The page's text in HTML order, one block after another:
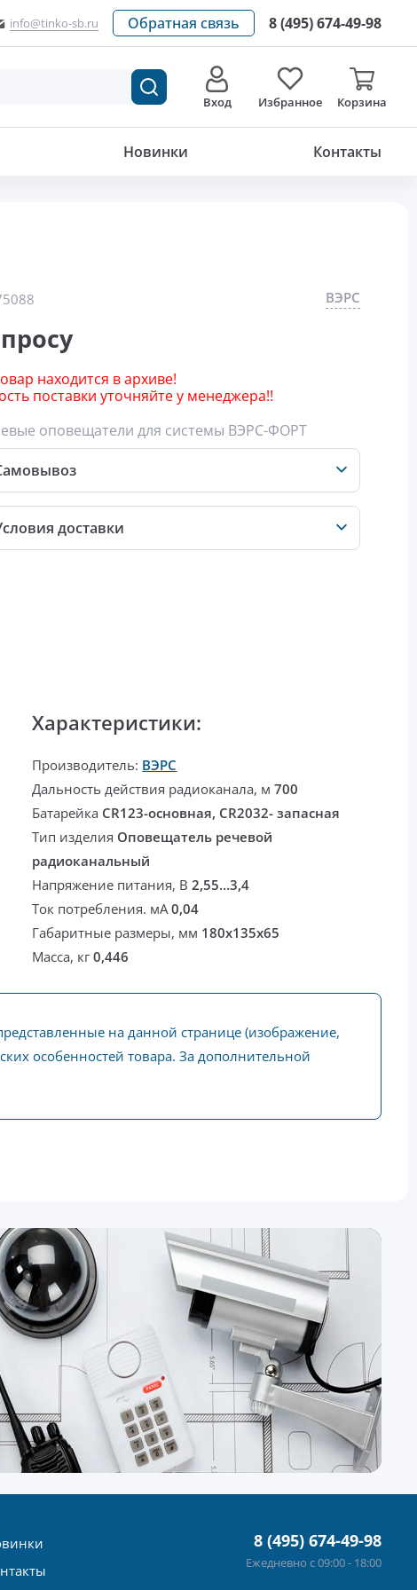
info@tinko-sb.ru Обратная связь 8 (495) 674-49-98
Вход Избранное Корзина
Новинки Контакты
ВЭРС
находится в архиве!
поставки уточняйте у менеджера!!
оповещатели для системы ВЭРС-ФОРТ
доставки
Характеристики:
Производитель: ВЭРС
Дальность действия радиоканала, м700
Батарейка CR123-основная, CR2032- запасная
Тип изделия Оповещатель речевой
радиоканальный
Напряжение питания, В2,55…3,4
Ток потребления. мА0,04
Габаритные размеры, мм 180x135x65
Масса, кг0,446
на данной странице (изображение,
особенностей товара. За дополнительной
8 (495) 674-49-98
Ежедневно с 09:00 - 18:00